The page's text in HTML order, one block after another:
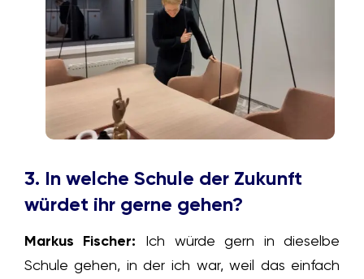
3. In welche Schule der Zukunft
würdet ihr gerne gehen?
Markus Fischer: Ich würde gern in dieselbe
Schule gehen, in der ich war, weil das einfach